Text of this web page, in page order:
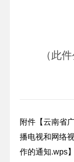
（此
附件【云南省
播电视和网络
作的通知.wps】